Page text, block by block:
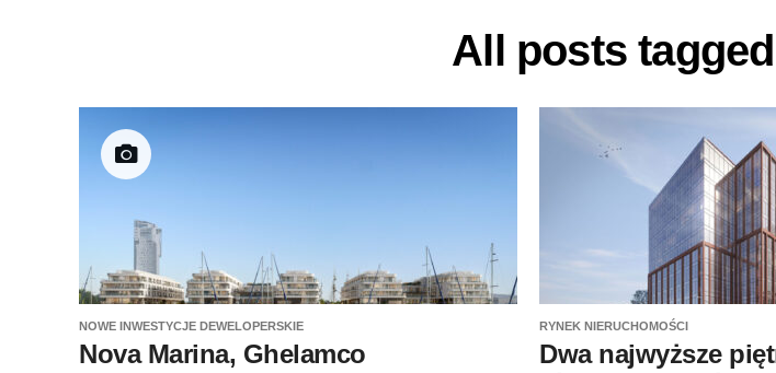
All posts
NOWE INWESTYCJE DEWELOPERSKIE
Nova Marina, Ghelamco
RYNEK NIERUCHOMOŚCI
Dwa najwyższe